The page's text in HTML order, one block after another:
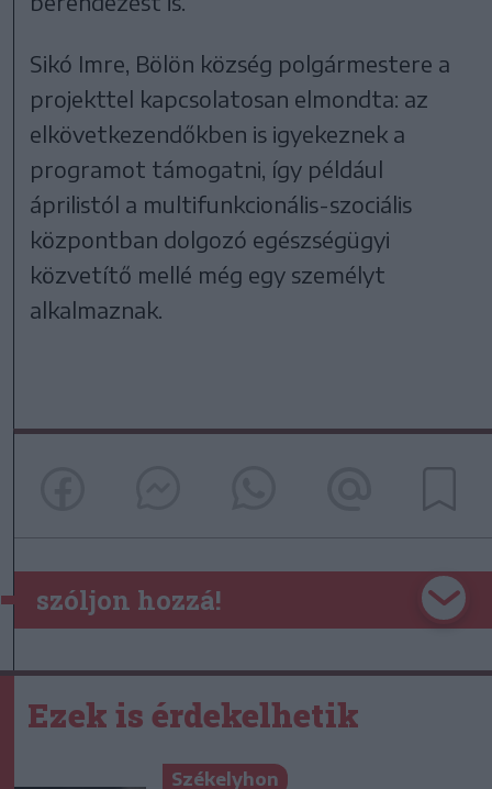
Sikó Imre, Bölön község polgármestere a
projekttel kapcsolatosan elmondta: az
elkövetkezendőkben is igyekeznek a
programot támogatni, így például
áprilistól a multifunkcionális-szociális
központban dolgozó egészségügyi
közvetítő mellé még egy személyt
alkalmaznak.
szóljon hozzá!
Ezek is érdekelhetik
Székelyhon